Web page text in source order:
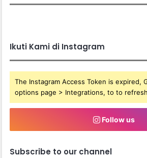
Ikuti Kami di Instagram
The Instagram Access Token is expired,
options page > Integrations, to to
Follow us
Subscribe to our channel